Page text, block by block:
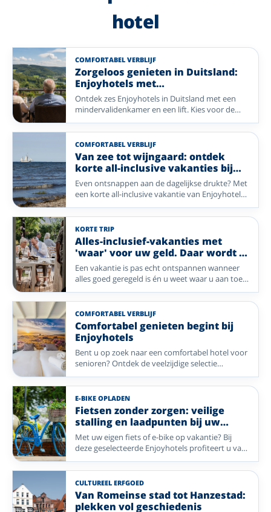
hotel
COMFORTABEL VERBLIJF
Zorgeloos genieten in Duitsland:
Enjoyhotels met
mindervalidekamers
Ontdek zes Enjoyhotels in Duitsland met een
mindervalidenkamer en een lift. Kies voor de
wijngaarden van de Moezel, de frisse zeelucht
aan de Duitse Waddenkust, de heuvels van het
Sauerland, de gastvrijheid van het Münsterland
of de natuur van de Eifel en geniet zorgeloos van
een ontspannen vakantie.
COMFORTABEL VERBLIJF
Van zee tot wijngaard: ontdek
korte all-inclusive vakanties bij
Enjoyhotels
Even ontsnappen aan de dagelijkse drukte? Met
een korte all-inclusive vakantie van Enjoyhotels
geniet u in een paar dagen van alles wat een
vakantie bijzonder maakt. Van frisse zeelucht op
de Waddeneilanden tot prachtige landschappen
en gezellige plaatsen in Duitsland en België: uw
verblijf is compleet verzorgd, zodat u alleen nog
hoeft te genieten.
KORTE TRIP
Alles-inclusief-vakanties met
'waar' voor uw geld. Daar wordt u
vrolijk van!
Een vakantie is pas echt ontspannen wanneer
alles goed geregeld is én u weet waar u aan toe
bent. Bij Enjoyhotels geniet u van een compleet
verzorgd alles-inclusief-arrangement, waarbij
comfort, gezelligheid en gastvrijheid centraal
staan. Van uitgebreide ontbijtbuffetten en
smaakvolle diners tot leuke extra's die uw
verblijf nog aangenamer maken: u krijgt veel
vakantie voor een aantrekkelijke prijs. Zo houdt
u meer tijd over om te ontspannen, nieuwe
plekken te ontdekken en vooral volop te
genieten – met écht waar voor uw geld. Ontdek
een gevarieerde selectie Enjoyhotels in
Nederland, Duitsland en België.
COMFORTABEL VERBLIJF
Comfortabel genieten begint bij
Enjoyhotels
Bent u op zoek naar een comfortabel hotel voor
senioren? Ontdek de veelzijdige selectie
Enjoyhotels met een lift, toegankelijke kamers
en eenpersoonskamers. Kies voor een
ontspannen verblijf in de natuur, een
wellnesshotel of een gezellige stedentrip en
geniet van een compleet verzorgd 5-daags alles-
inclusief-arrangement.
E-BIKE OPLADEN
Fietsen zonder zorgen: veilige
stalling en laadpunten bij uw
Enjoyhotel
Met uw eigen fiets of e-bike op vakantie? Bij
deze geselecteerde Enjoyhotels profiteert u van
een (overdekte) fietsenstalling met laadpunten.
Zo geniet u zorgeloos van prachtige fietsroutes
in de omgeving
CULTUREEL ERFGOED
Van Romeinse stad tot Hanzestad:
plekken vol geschiedenis